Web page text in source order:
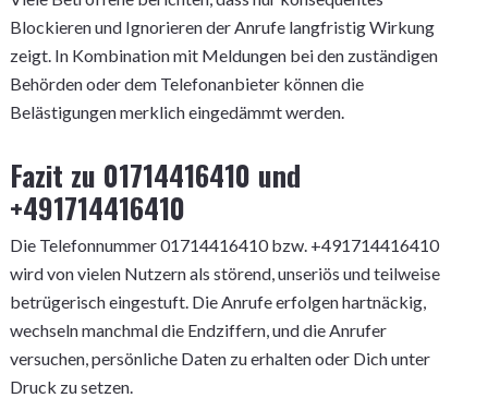
Blockieren und Ignorieren der Anrufe langfristig Wirkung
zeigt. In Kombination mit Meldungen bei den zuständigen
Behörden oder dem Telefonanbieter können die
Belästigungen merklich eingedämmt werden.
Fazit zu 01714416410 und
+491714416410
Die Telefonnummer 01714416410 bzw. +491714416410
wird von vielen Nutzern als störend, unseriös und teilweise
betrügerisch eingestuft. Die Anrufe erfolgen hartnäckig,
wechseln manchmal die Endziffern, und die Anrufer
versuchen, persönliche Daten zu erhalten oder Dich unter
Druck zu setzen.